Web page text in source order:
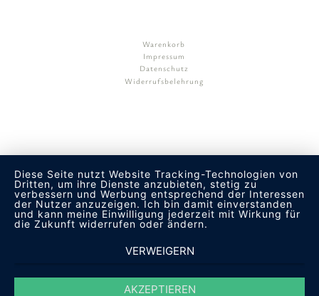
Warenkorb
Impressum
Datenschutz
Widerrufsbelehrung
Diese Seite nutzt Website Tracking-Technologien von
Dritten, um ihre Dienste anzubieten, stetig zu
verbessern und Werbung entsprechend der Interessen
der Nutzer anzuzeigen. Ich bin damit einverstanden
und kann meine Einwilligung jederzeit mit Wirkung für
die Zukunft widerrufen oder ändern.
VERWEIGERN
AKZEPTIEREN